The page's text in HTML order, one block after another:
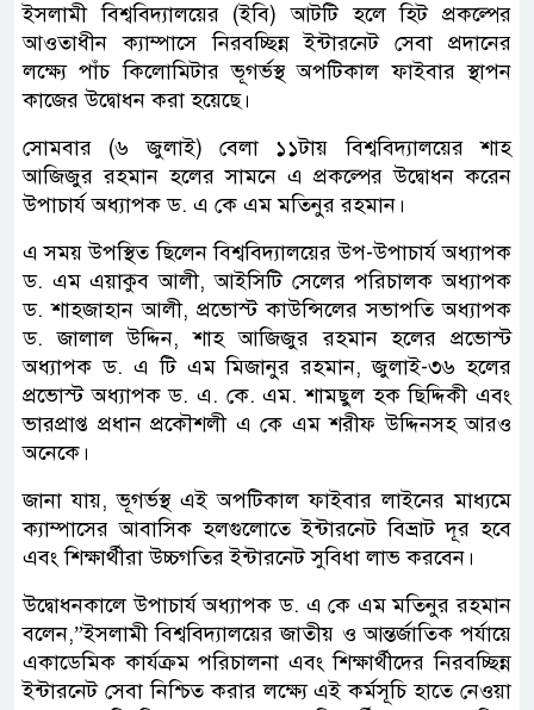
ইসলামী বিশ্ববিদ্যালয়ের (ইবি) আটটি হলে হিট প্রকল্পের
আওতাধীন ক্যাম্পাসে নিরবচ্ছিন্ন ইন্টারনেট সেবা প্রদানের
লক্ষ্যে পাঁচ কিলোমিটার ভূগর্ভস্থ অপটিকাল ফাইবার স্থাপন
কাজের উদ্বোধন করা হয়েছে।
সোমবার (৬ জুলাই) বেলা ১১টায় বিশ্ববিদ্যালয়ের শাহ
আজিজুর রহমান হলের সামনে এ প্রকল্পের উদ্বোধন করেন
উপাচার্য অধ্যাপক ড. এ কে এম মতিনুর রহমান।
এ সময় উপস্থিত ছিলেন বিশ্ববিদ্যালয়ের উপ-উপাচার্য অধ্যাপক
ড. এম এয়াকুব আলী, আইসিটি সেলের পরিচালক অধ্যাপক
ড. শাহজাহান আলী, প্রভোস্ট কাউন্সিলের সভাপতি অধ্যাপক
ড. জালাল উদ্দিন, শাহ আজিজুর রহমান হলের প্রভোস্ট
অধ্যাপক ড. এ টি এম মিজানুর রহমান, জুলাই-৩৬ হলের
প্রভোস্ট অধ্যাপক ড. এ. কে. এম. শামছুল হক ছিদ্দিকী এবং
ভারপ্রাপ্ত প্রধান প্রকৌশলী এ কে এম শরীফ উদ্দিনসহ আরও
অনেকে।
জানা যায়, ভূগর্ভস্থ এই অপটিকাল ফাইবার লাইনের মাধ্যমে
ক্যাম্পাসের আবাসিক হলগুলোতে ইন্টারনেট বিভ্রাট দূর হবে
এবং শিক্ষার্থীরা উচ্চগতির ইন্টারনেট সুবিধা লাভ করবেন।
উদ্বোধনকালে উপাচার্য অধ্যাপক ড. এ কে এম মতিনুর রহমান
বলেন,”ইসলামী বিশ্ববিদ্যালয়ের জাতীয় ও আন্তর্জাতিক পর্যায়ে
একাডেমিক কার্যক্রম পরিচালনা এবং শিক্ষার্থীদের নিরবচ্ছিন্ন
ইন্টারনেট সেবা নিশ্চিত করার লক্ষ্যে এই কর্মসূচি হাতে নেওয়া